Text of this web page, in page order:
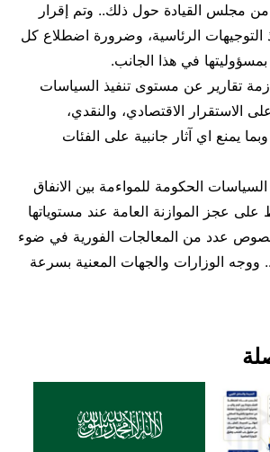
من مجلس القيادة حول ذلك.. وتم إقرار
التوجيهات الرئاسية، وضرورة اضطلاع كل
في هذا الجانب.
تقارير عن مستوى تنفيذ السياسات
الاستقرار الاقتصادي، والنقدي،
يمنع اي آثار جانبية على الفئات
الحكومة للمواءمة بين الانفاق
على عجز الموازنة العامة عند مستوياتها
عدد من المعالجات الفورية في ضوء
ووجه الوزارات والجهات المعنية بسرعة